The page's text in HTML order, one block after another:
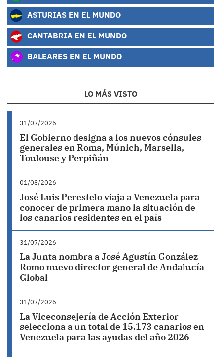
ASTURIAS EN EL MUNDO
CANTABRIA EN EL MUNDO
BALEARES EN EL MUNDO
LO MÁS VISTO
31/07/2026
El Gobierno designa a los nuevos cónsules
generales en Roma, Múnich, Marsella,
Toulouse y Perpiñán
01/08/2026
José Luis Perestelo viaja a Venezuela para
conocer de primera mano la situación de
los canarios residentes en el país
31/07/2026
La Junta nombra a José Agustín González
Romo nuevo director general de Andalucía
Global
31/07/2026
La Viceconsejería de Acción Exterior
selecciona a un total de 15.173 canarios en
Venezuela para las ayudas del año 2026